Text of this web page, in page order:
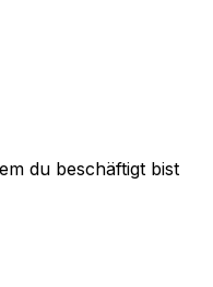
du beschäftigt bist